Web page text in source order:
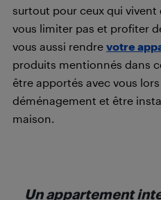
surtout pour ceux qui vivent
vous limiter pas et profiter
vous aussi rendre votre
produits mentionnés dans
être apportés avec vous
déménagement et être
maison.
Un appartement